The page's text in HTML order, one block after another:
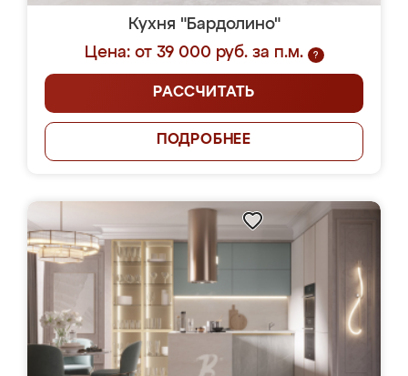
Кухня "Бардолино"
Цена: от 39 000 руб. за п.м.
?
РАССЧИТАТЬ
ПОДРОБНЕЕ